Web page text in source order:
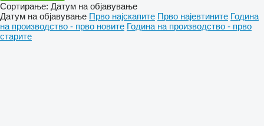
Сортирање: Датум на објавување
Датум на објавување Прво најскапите Прво најевтините Година
на производство - прво новите Година на производство - прво
старите